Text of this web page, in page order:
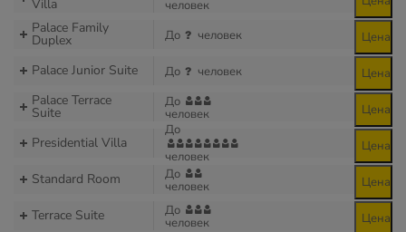
Villa человек
Palace Family
Duplex До человек Цена
Palace Junior Suite До человек Цена
Palace Terrace
Suite
До
человек Цена
Presidential Villa
До
человек
Цена
Standard Room До
человек Цена
Terrace Suite До
человек Цена